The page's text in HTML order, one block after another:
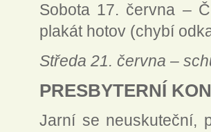
Sobota 17. června –
plakát hotov (chybí
Středa 21. června –
PRESBYTERNÍ
Jarní se neuskuteční,